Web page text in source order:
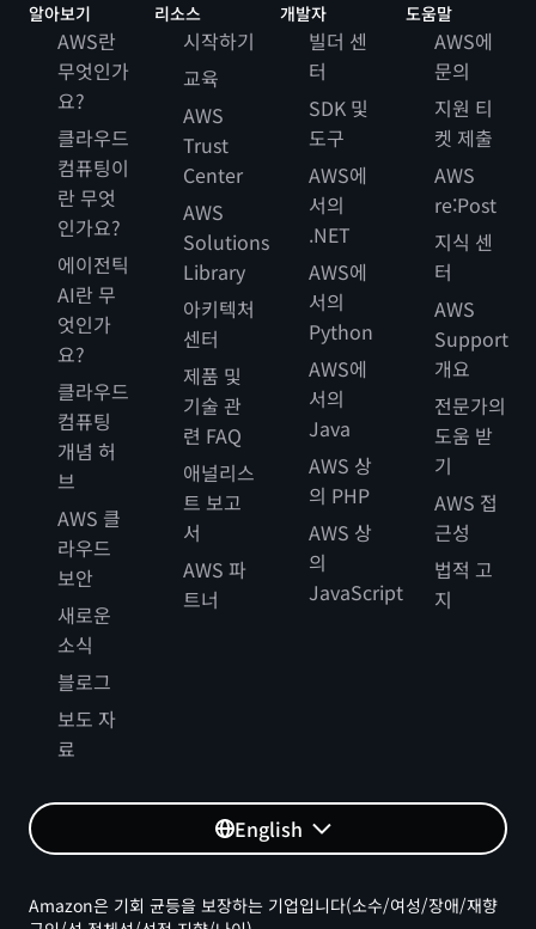
알아보기
AWS란
무엇인가
요?
클라우드
컴퓨팅이
란 무엇
인가요?
에이전틱
AI란 무
엇인가
요?
클라우드
컴퓨팅
개념 허
브
AWS 클
라우드
보안
새로운
소식
블로그
보도 자
료
리소스
시작하기
교육
AWS
Trust
Center
AWS
Solutions
Library
아키텍처
센터
제품 및
기술 관
련 FAQ
애널리스
트 보고
서
AWS 파
트너
개발자
빌더 센
터
SDK 및
도구
AWS에
서의
.NET
AWS에
서의
Python
AWS에
서의
Java
AWS 상
의 PHP
AWS 상
의
JavaScript
도움말
AWS에
문의
지원 티
켓 제출
AWS
re:Post
지식 센
터
AWS
Support
개요
전문가의
도움 받
기
AWS 접
근성
법적 고
지
English
Amazon은 기회 균등을 보장하는 기업입니다(소수/여성/장애/재향